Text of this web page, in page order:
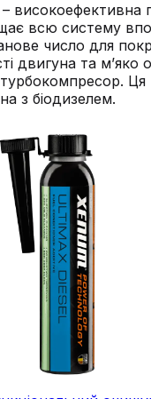
– високоефективна
всю систему
число для
двигуна та
турбокомпресор.
з біодизелем.